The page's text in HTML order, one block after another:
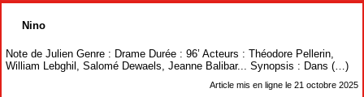
Nino
Note de Julien Genre : Drame Durée : 96’ Acteurs : Théodore Pellerin,
William Lebghil, Salomé Dewaels, Jeanne Balibar... Synopsis : Dans (…)
Article mis en ligne le 21 octobre 2025